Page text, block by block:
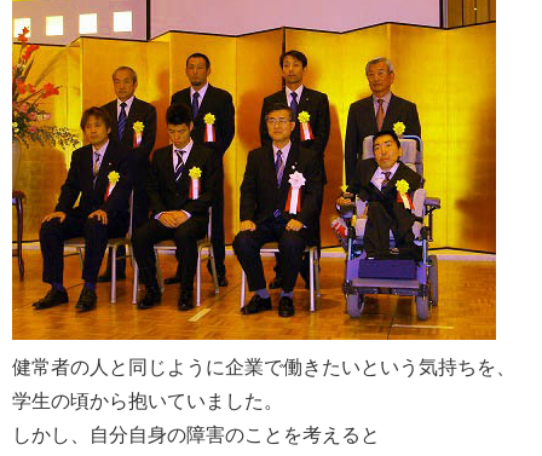
健常者の人と同じように企業で働きたいという気持ちを、
学生の頃から抱いていました。
しかし、自分自身の障害のことを考えると